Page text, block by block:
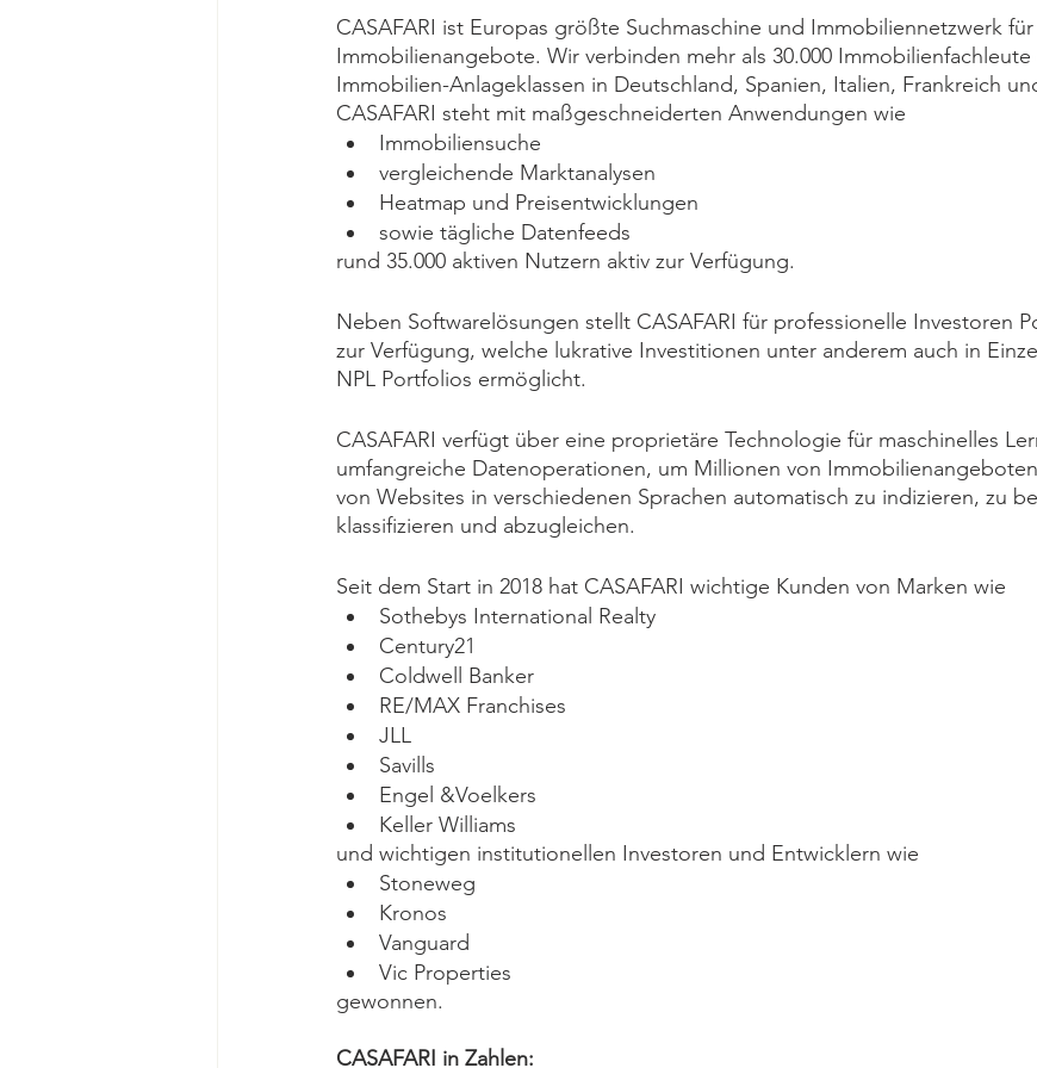
CASAFARI ist Europas größte Suchmaschine und Immobiliennetzwerk für
Immobilienangebote. Wir verbinden mehr als 30.000
Immobilien-Anlageklassen in Deutschland, Spanien, Italien, Frankreich
CASAFARI steht mit maßgeschneiderten Anwendungen wie
Immobiliensuche
vergleichende Marktanalysen
Heatmap und Preisentwicklungen
sowie tägliche Datenfeeds
rund 35.000 aktiven Nutzern aktiv zur Verfügung.
Neben Softwarelösungen stellt CASAFARI für professionelle Investoren
zur Verfügung, welche lukrative Investitionen unter anderem auch in
NPL Portfolios ermöglicht.
CASAFARI verfügt über eine proprietäre Technologie für maschinelles
umfangreiche Datenoperationen, um Millionen von
von Websites in verschiedenen Sprachen automatisch zu indizieren, zu
klassifizieren und abzugleichen.
Seit dem Start in 2018 hat CASAFARI wichtige Kunden von Marken wie
Sothebys International Realty
Century21
Coldwell Banker
RE/MAX Franchises
JLL
Savills
Engel &Voelkers
Keller Williams
und wichtigen institutionellen Investoren und Entwicklern wie
Stoneweg
Kronos
Vanguard
Vic Properties
gewonnen.
CASAFARI in Zahlen: